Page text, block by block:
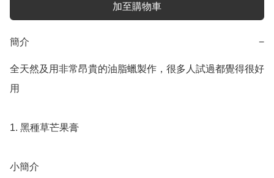
加至購物車
簡介 −
全天然及用非常昂貴的油脂蠟製作，很多人試過都覺得很好
用
1. 黑種草芒果膏
小簡介